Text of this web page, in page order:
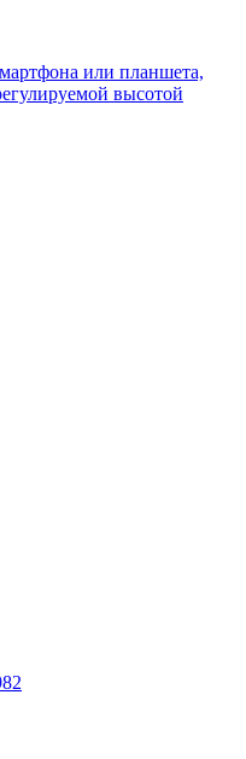
или планшета,
высотой